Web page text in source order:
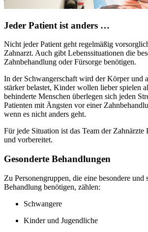
Jeder Patient ist anders …
Nicht jeder Patient geht regelmäßig
Zahnarzt. Auch gibt Lebenssituationen die
Zahnbehandlung oder Fürsorge benötigen.
In der Schwangerschaft wird der Körper und
stärker belastet, Kinder wollen lieber spielen
behinderte Menschen überlegen sich jeden
Patienten mit Ängsten vor einer
wenn es nicht anders geht.
Für jede Situation ist das Team der Zahnärzte
und vorbereitet.
Gesonderte Behandlungen
Zu Personengruppen, die eine besondere und
Behandlung benötigen, zählen:
Schwangere
Kinder und Jugendliche